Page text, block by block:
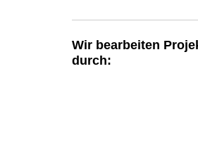
Wir bearbeiten
durch: